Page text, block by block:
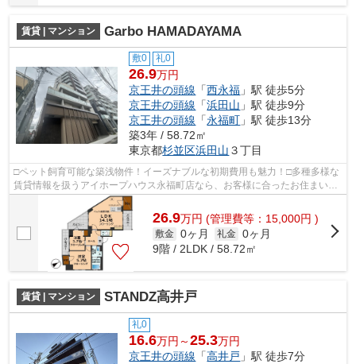
賃貸 | マンション Garbo HAMADAYAMA
敷0 礼0
26.9万円
京王井の頭線 「西永福 」駅 徒歩5分
京王井の頭線 「浜田山 」駅 徒歩9分
京王井の頭線 「永福町 」駅 徒歩13分
築3年 / 58.72㎡
東京都杉並区浜田山 ３丁目
□ペット飼育可能な築浅物件！イーズナブルな初期費用も魅力！□多種多様な
賃貸情報を扱うアイホープハウス永福町店なら、お客様に合ったお住まいが
きっと見つかります。お電話03-3327-7...
26.9万円 (管理費等：15,000円 )
敷金 0ヶ月 礼金 0ヶ月
9階 / 2LDK / 58.72㎡
賃貸 | マンション STANDZ高井戸
礼0
16.6万円～25.3万円
京王井の頭線 「高井戸 」駅 徒歩7分